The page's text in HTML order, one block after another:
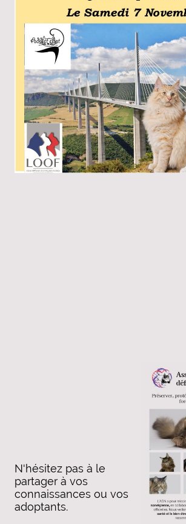
N'hésitez pas à le
partager à vos
connaissances ou vos
adoptants.